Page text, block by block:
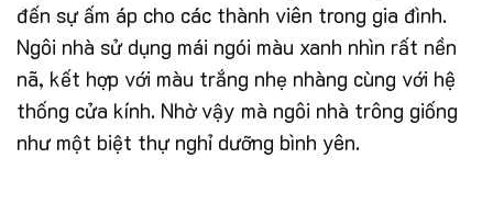
đến sự ấm áp cho các thành viên trong gia đình.
Ngôi nhà sử dụng mái ngói màu xanh nhìn rất nền
nã, kết hợp với màu trắng nhẹ nhàng cùng với hệ
thống cửa kính. Nhờ vậy mà ngôi nhà trông giống
như một biệt thự nghỉ dưỡng bình yên.